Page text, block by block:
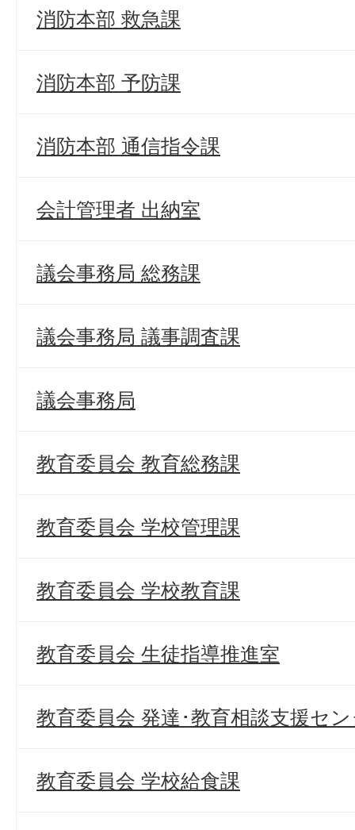
消防本部 救急課
消防本部 予防課
消防本部 通信指令課
会計管理者 出納室
議会事務局 総務課
議会事務局 議事調査課
議会事務局
教育委員会 教育総務課
教育委員会 学校管理課
教育委員会 学校教育課
教育委員会 生徒指導推進室
教育委員会 発達･教育相談支援セ
教育委員会 学校給食課